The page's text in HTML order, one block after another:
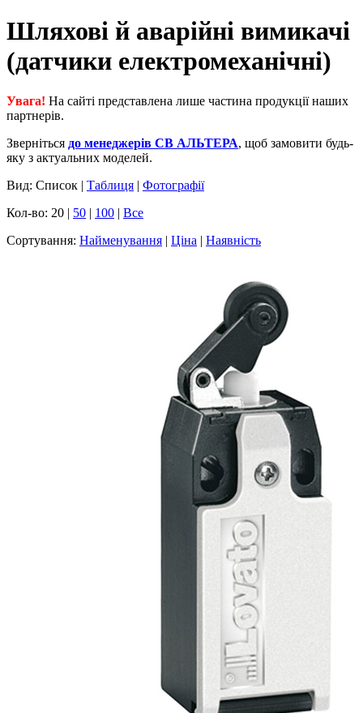
Шляхові й аварійні вимикачі
(датчики електромеханічні)
Увага! На сайті представлена лише частина продукції наших
партнерів.
Зверніться до менеджерів СВ АЛЬТЕРА, щоб замовити будь-
яку з актуальних моделей.
Вид: Список | Таблиця | Фотографії
Кол-во: 20 | 50 | 100 | Все
Сортування: Найменування | Ціна | Наявність